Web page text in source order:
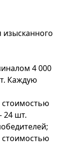
изысканного
4 000
Каждую
24 шт.